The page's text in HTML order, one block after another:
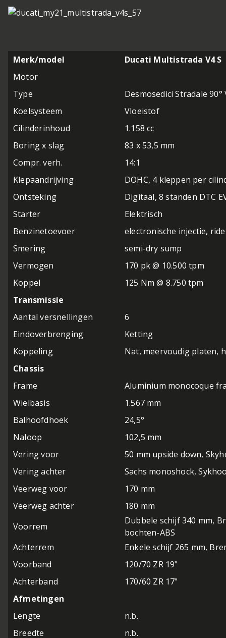
Merk/model
Ducati Multistrada V4 S
Motor
Type
Desmosedici Stradale 90°
Koelsysteem
Vloeistof
Cilinderinhoud
1.158 cc
Boring x slag
83 x 53,5 mm
Compr. verh.
14:1
Klepaandrijving
DOHC, 4 kleppen per
Ontsteking
Digitaal, 8 standen DTC
Starter
Elektrisch
Benzinetoevoer
electronische injectie,
Smering
semi-dry sump
Vermogen
170 pk @ 10.500 tpm
Koppel
125 Nm @ 8.750 tpm
Transmissie
Aantal versnellingen
6
Eindoverbrenging
Ketting
Koppeling
Nat, meervoudig platen,
Chassis
Frame
Aluminium monocoque
Wielbasis
1.567 mm
Balhoofdhoek
24,5°
Naloop
102,5 mm
Vering voor
50 mm upside down,
Vering achter
Sachs monoshock,
Veerweg voor
170 mm
Veerweg achter
180 mm
Voorrem
Dubbele schijf 340 mm,
bochten-ABS
Achterrem
Enkele schijf 265 mm,
Voorband
120/70 ZR 19"
Achterband
170/60 ZR 17"
Afmetingen
Lengte
n.b.
Breedte
n.b.